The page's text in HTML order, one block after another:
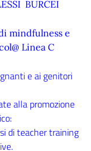
BURCEI
mindfulness e
Linea C
e ai genitori
alla promozione
di teacher training